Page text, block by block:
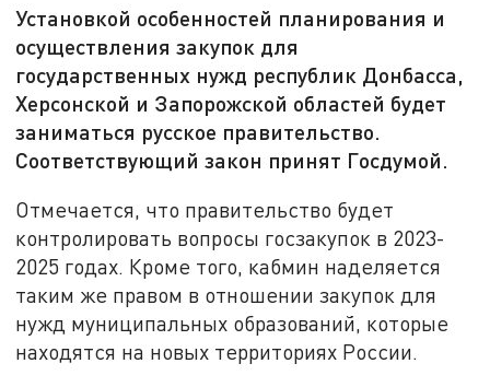
Установкой особенностей планирования и
осуществления закупок для
государственных нужд республик Донбасса,
Херсонской и Запорожской областей будет
заниматься русское правительство.
Соответствующий закон принят Госдумой.
Отмечается, что правительство будет
контролировать вопросы госзакупок в 2023-
2025 годах. Кроме того, кабмин наделяется
таким же правом в отношении закупок для
нужд муниципальных образований, которые
находятся на новых территориях России.